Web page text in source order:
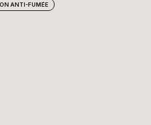
ANTI-FUMÉE